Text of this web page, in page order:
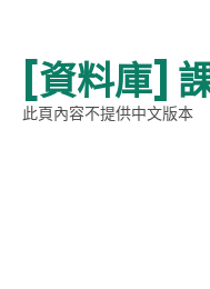
[資料庫]
此頁內容不提供中文版本